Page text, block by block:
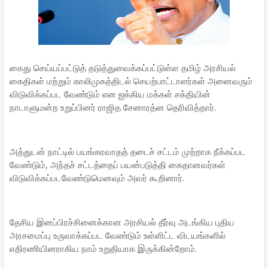
கைது செய்யப்பட்டுத் தடுத்துவைக்கப்பட்டுள்ள தமிழ் அரசியல்
கைதிகள் மற்றும் காலிமுகத்திடல் செயற்பாட்டாளர்கள் அனைவரும்
விடுவிக்கப்பட வேண்டும் என ஐக்கிய மக்கள் சக்தியின்
நாடாளுமன்ற உறுப்பினர் ராஜித சேனாரத்ன தெரிவித்தார்.
அத்துடன் நாட்டில் பயங்கரவாதத் தடைச் சட்டம் முற்றாக நீக்கப்பட
வேண்டும், அந்தச் சட்டத்தைப் பயன்படுத்தி கைதானவர்கள்
விடுவிக்கப்படவேண்டுமெனவும் அவர் கூறினார்.
தேசிய இனப்பிரச்சினைக்கான அரசியல் தீர்வு அடங்கிய புதிய
அரசமைப்பு உருவாக்கப்பட வேண்டும் உள்ளிட்ட விடயங்களில்
எதிரணியினராகிய நாம் உறுதியாக இருக்கின்றோம்.